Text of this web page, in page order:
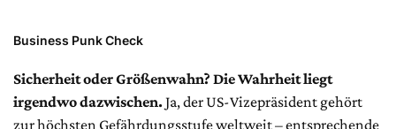
Business Punk Check
Sicherheit oder Größenwahn? Die Wahrheit liegt
irgendwo dazwischen.Ja, der US-Vizepräsident gehört
zur höchsten Gefährdungsstufe weltweit – entsprechende